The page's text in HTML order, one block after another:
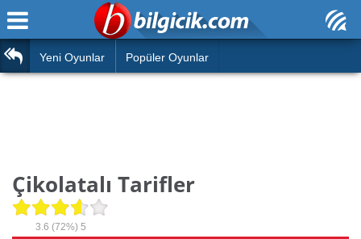
Araba
Futbol
Çocuk
Ana Sayfa
Yeni Oyunlar Popüler Oyunlar
Çikolatalı Tarifler
3.6 (72%) 5